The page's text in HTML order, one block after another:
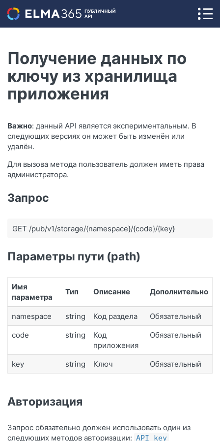
Получение данных по
ключу из хранилища
приложения
Важно: данный API является экспериментальным. В
следующих версиях он может быть изменён или
удалён.
Для вызова метода пользователь должен иметь права
администратора.
Запрос
GET /pub/v1/storage/{namespace}/{code}/{key}
Параметры пути (path)
Имя
параметра
Тип Описание Дополнительно
namespace string Код раздела
Обязательный
code
string
Код
приложения
Обязательный
key string Ключ Обязательный
Авторизация
Запрос обязательно должен использовать один из
следующих методов авторизации: API key